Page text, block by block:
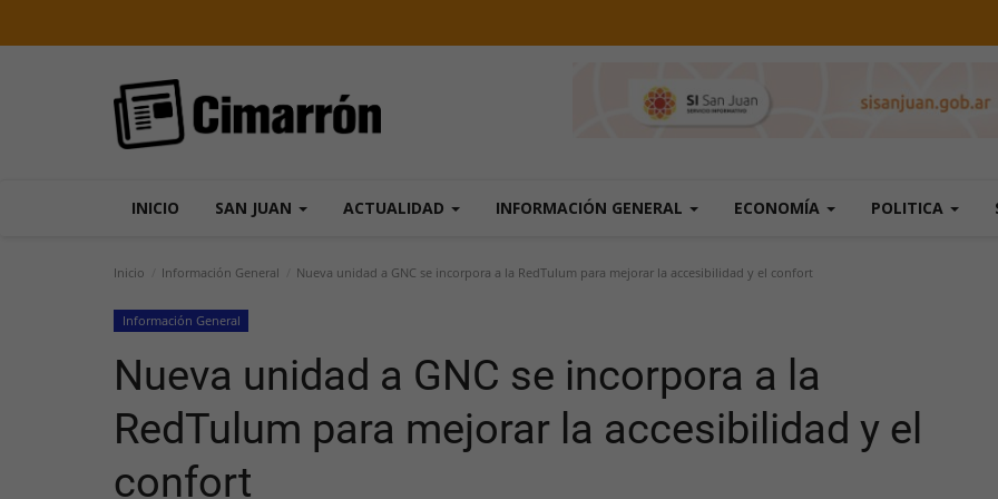
INICIO SAN JUAN ACTUALIDAD INFORMACIÓN GENERAL ECONOMÍA POLITICA
Inicio Información General Nueva unidad a GNC se incorpora a la RedTulum para mejorar la accesibilidad y el confort
Información General
Nueva unidad a GNC se incorpora a la
RedTulum para mejorar la accesibilidad y el
confort